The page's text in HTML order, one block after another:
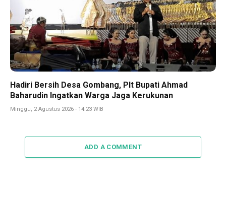
Hadiri Bersih Desa Gombang, Plt Bupati Ahmad
Baharudin Ingatkan Warga Jaga Kerukunan
Minggu, 2 Agustus 2026 - 14:23 WIB
ADD A COMMENT